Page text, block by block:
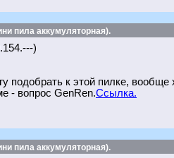
пила аккумуляторная).
)
подобрать к этой пилке,
- вопрос GenRen.Ссылка.
пила аккумуляторная).